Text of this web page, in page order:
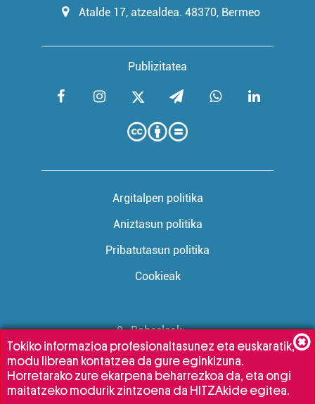
Publizitatea
Atalde 17, atzealdea. 48370, Bermeo
Argitalpen politika
Aniztasun politika
Pribatutasun politika
Cookieak
Babesleak:
Tokiko informazioa profesionaltasunez eta euskaratik,
modu librean kontatzea da gure eginkizuna.
Horretarako zure ekarpena beharrezkoa da, eta ongi
maitatzeko modurik zintzoena da HITZAkide egitea.